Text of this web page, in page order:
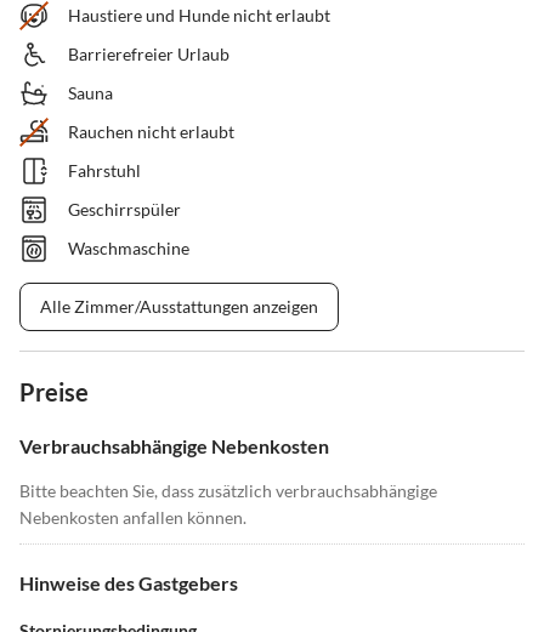
Haustiere und Hunde nicht erlaubt
Barrierefreier Urlaub
Sauna
Rauchen nicht erlaubt
Fahrstuhl
Geschirrspüler
Waschmaschine
Alle Zimmer/Ausstattungen anzeigen
Preise
Verbrauchsabhängige Nebenkosten
Bitte beachten Sie, dass zusätzlich verbrauchsabhängige
Nebenkosten anfallen können.
Hinweise des Gastgebers